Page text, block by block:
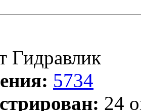
Гидравлик
5734
24